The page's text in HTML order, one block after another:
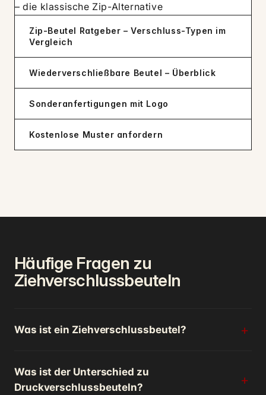
– die klassische Zip-Alternative
Zip-Beutel Ratgeber – Verschluss-Typen im
Vergleich
Wiederverschließbare Beutel – Überblick
Sonderanfertigungen mit Logo
Kostenlose Muster anfordern
Häufige Fragen zu
Ziehverschlussbeuteln
Was ist ein Ziehverschlussbeutel?
Was ist der Unterschied zu
Druckverschlussbeuteln?